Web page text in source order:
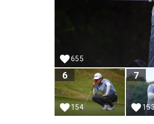
655
6
154
7